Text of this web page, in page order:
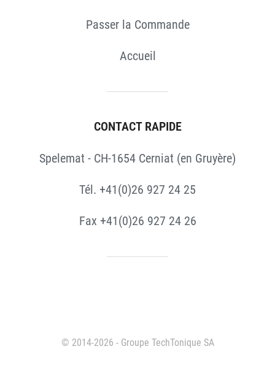
Passer la Commande
Accueil
CONTACT RAPIDE
Spelemat - CH-1654 Cerniat (en Gruyère)
Tél. +41(0)26 927 24 25
Fax +41(0)26 927 24 26
© 2014-2026 - Groupe TechTonique SA